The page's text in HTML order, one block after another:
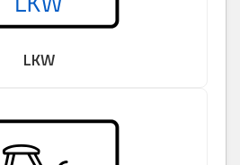
LKW